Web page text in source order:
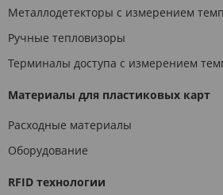
Металлодетекторы с измерением
Ручные тепловизоры
Терминалы доступа с измерением
Материалы для пластиковых карт
Расходные материалы
Оборудование
RFID технологии